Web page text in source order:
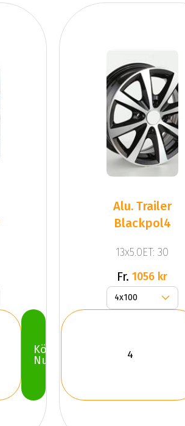
Köp
Nu
Alu. Trailer
Blackpol4
13x5.0ET: 30
Fr. 1056 kr